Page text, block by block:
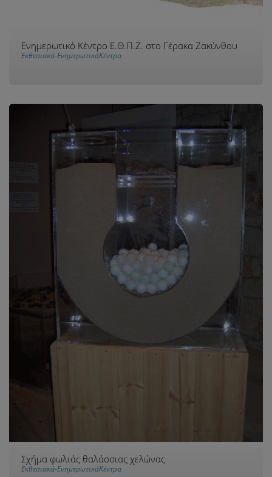
Ενημερωτικό Κέντρο Ε.Θ.Π.Ζ. στο Γέρακα Ζακύνθου
Εκθεσιακά-ΕνημερωτικάΚέντρα
Σχήμα φωλιάς θαλάσσιας χελώνας
Εκθεσιακά-ΕνημερωτικάΚέντρα